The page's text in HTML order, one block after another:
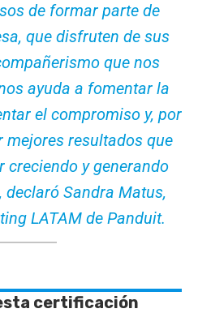
de formar parte de
que disfruten de sus
que nos
ayuda a fomentar la
el compromiso y, por
mejores resultados que
creciendo y generando
declaró Sandra Matus,
LATAM de Panduit.
certificación